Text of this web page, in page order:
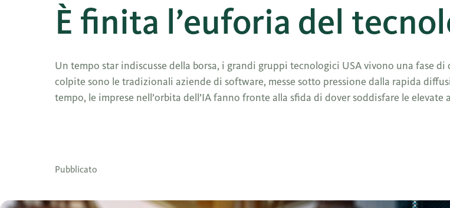
È finita l’euforia del
Un tempo star indiscusse della borsa, i grandi gruppi tecnologici USA vivono una fase
colpite sono le tradizionali aziende di software, messe sotto pressione dalla rapida
tempo, le imprese nell’orbita dell’IA fanno fronte alla sfida di dover soddisfare le
Pubblicato